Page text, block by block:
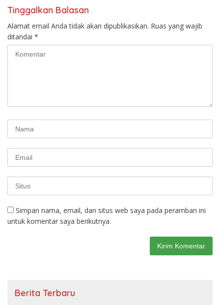
Tinggalkan Balasan
Alamat email Anda tidak akan dipublikasikan. Ruas yang wajib
ditandai *
Simpan nama, email, dan situs web saya pada peramban ini
untuk komentar saya berikutnya.
Berita Terbaru